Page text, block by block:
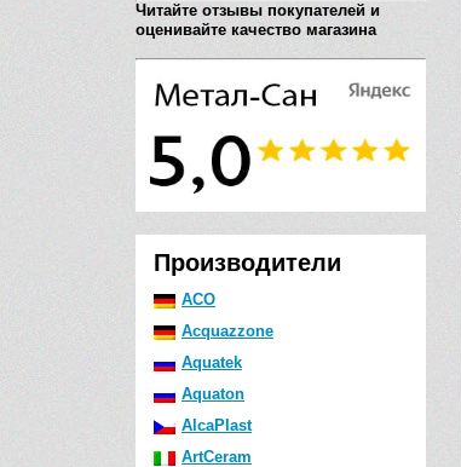
Читайте отзывы покупателей и
оценивайте качество магазина
Производители
ACO
Acquazzone
Aquatek
Aquaton
AlcaPlast
ArtCeram